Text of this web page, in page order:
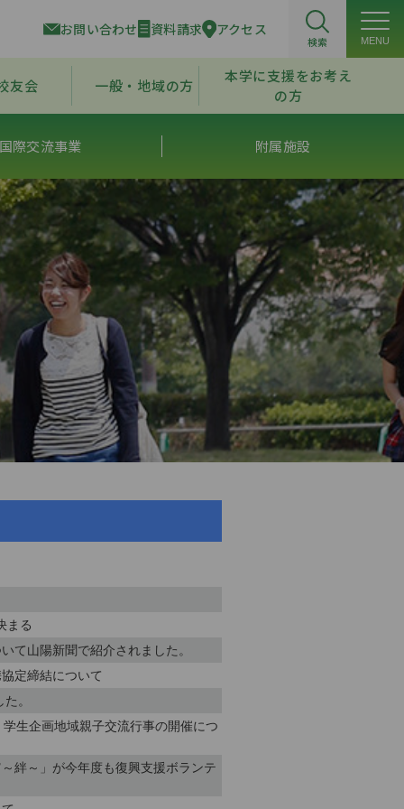
お問い合わせ 資料請求 アクセス
検索 MENU
友会 一般・地域の方
本学に支援をお考え
の方
国際交流事業 附属施設
まる
て山陽新聞で紹介されました。
定締結について
。
生企画地域親子交流行事の開催につ
絆～」が今年度も復興支援ボランテ